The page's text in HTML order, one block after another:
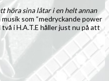
höra sina låtar i en helt annan
som “medryckande power
i H.A.T.E håller just nu på att